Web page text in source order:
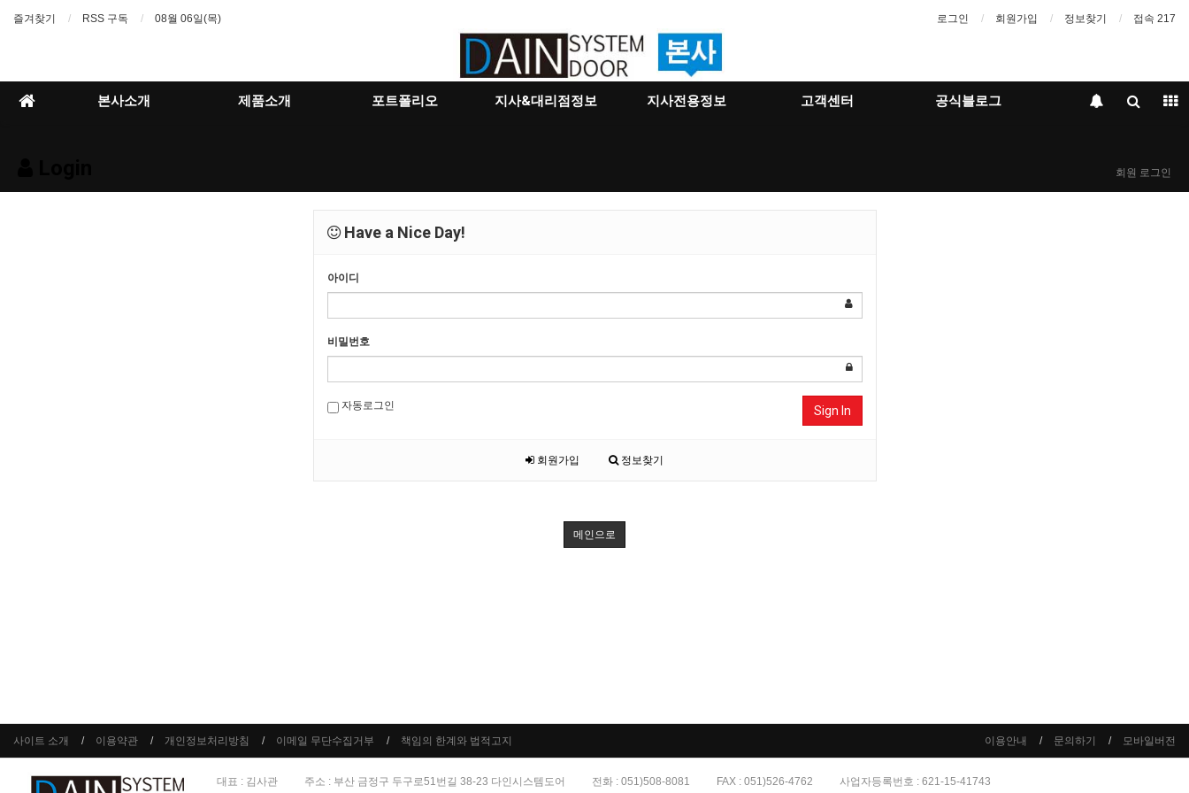
즐겨찾기 RSS 구독 08월 06일(목) 로그인 회원가입 정보찾기 접속 217
본사소개 제품소개 포트폴리오 지사&대리점정보 지사전용정보 고객센터 공식블로그
회원 로그인
Have a Nice Day!
아이디
비밀번호
자동로그인 Sign In
회원가입 정보찾기
메인으로
사이트 소개 이용약관 개인정보처리방침 이메일 무단수집거부 책임의 한계와 법적고지 이용안내 문의하기 모바일버전
대표 : 김사관 주소 : 부산 금정구 두구로51번길 38-23 다인시스템도어 전화 : 051)508-8081 FAX : 051)526-4762 사업자등록번호 : 621-15-41743